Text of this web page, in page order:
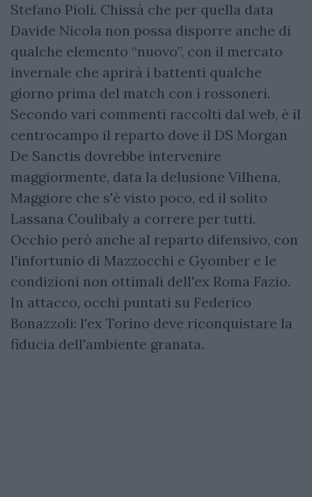
Stefano Pioli. Chissà che per quella data
Davide Nicola non possa disporre anche di
qualche elemento “nuovo”, con il mercato
invernale che aprirà i battenti qualche
giorno prima del match con i rossoneri.
Secondo vari commenti raccolti dal web, è il
centrocampo il reparto dove il DS Morgan
De Sanctis dovrebbe intervenire
maggiormente, data la delusione Vilhena,
Maggiore che s'è visto poco, ed il solito
Lassana Coulibaly a correre per tutti.
Occhio però anche al reparto difensivo, con
l'infortunio di Mazzocchi e Gyomber e le
condizioni non ottimali dell'ex Roma Fazio.
In attacco, occhi puntati su Federico
Bonazzoli: l'ex Torino deve riconquistare la
fiducia dell'ambiente granata.